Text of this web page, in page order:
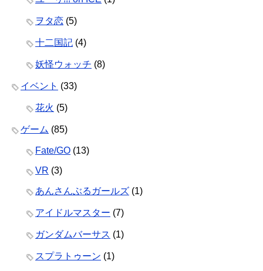
ヲタ恋 (5)
十二国記 (4)
妖怪ウォッチ (8)
イベント (33)
花火 (5)
ゲーム (85)
Fate/GO (13)
VR (3)
あんさんぶるガールズ (1)
アイドルマスター (7)
ガンダムバーサス (1)
スプラトゥーン (1)